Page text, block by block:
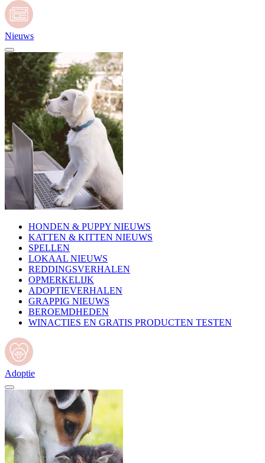
Nieuws
HONDEN & PUPPY NIEUWS
KATTEN & KITTEN NIEUWS
SPELLEN
LOKAAL NIEUWS
REDDINGSVERHALEN
OPMERKELIJK
ADOPTIEVERHALEN
GRAPPIG NIEUWS
BEROEMDHEDEN
WINACTIES EN GRATIS PRODUCTEN TESTEN
Adoptie